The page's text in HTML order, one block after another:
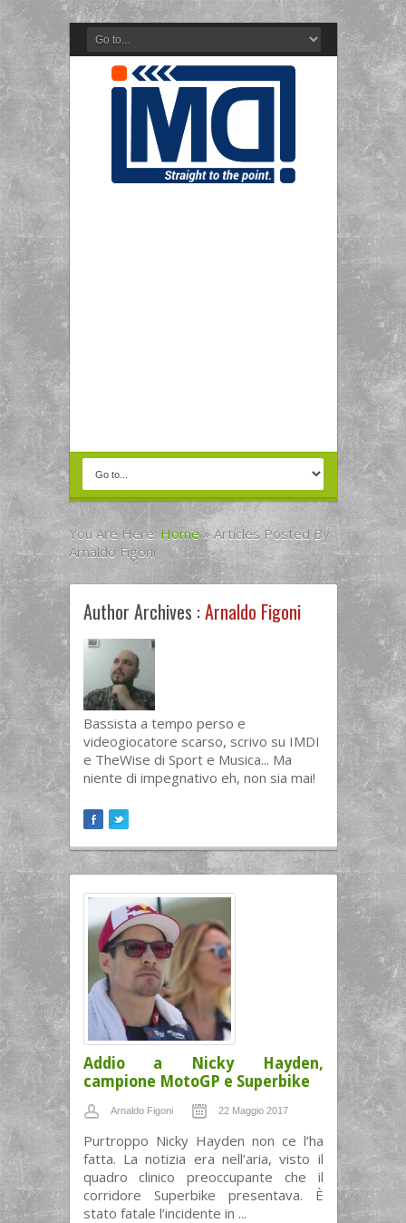
You Are Here: Home » Articles Posted By
Arnaldo Figoni
Author Archives :Arnaldo Figoni
Bassista a tempo perso e
videogiocatore scarso, scrivo su IMDI
e TheWise di Sport e Musica... Ma
niente di impegnativo eh, non sia mai!
Addio a Nicky Hayden,
campione MotoGP e Superbike
Arnaldo Figoni 22 Maggio 2017
Purtroppo Nicky Hayden non ce l’ha
fatta. La notizia era nell’aria, visto il
quadro clinico preoccupante che il
corridore Superbike presentava. È
stato fatale l’incidente in ...